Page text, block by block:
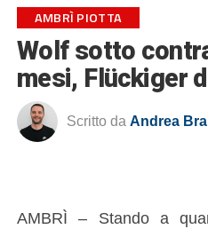
AMBRÌ PIOTTA
Wolf sotto
mesi, Flückiger
Scritto da Andrea
AMBRÌ – Stando a